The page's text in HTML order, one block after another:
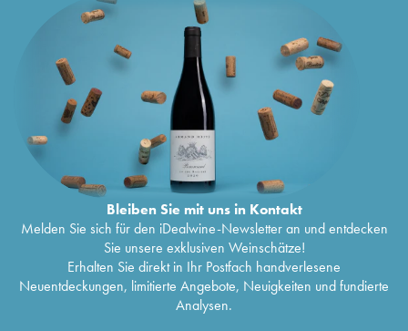
Bleiben Sie mit uns in Kontakt
Melden Sie sich für den iDealwine-Newsletter an und entdecken
Sie unsere exklusiven Weinschätze!
Erhalten Sie direkt in Ihr Postfach handverlesene
Neuentdeckungen, limitierte Angebote, Neuigkeiten und fundierte
Analysen.